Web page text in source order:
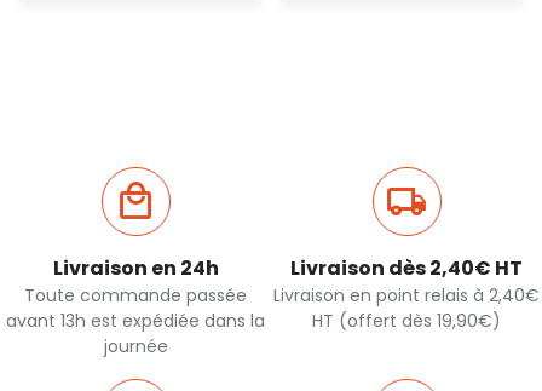
Livraison en 24h
Toute commande passée
avant 13h est expédiée dans la
journée
Livraison dès 2,40€ HT
Livraison en point relais à 2,40€
HT (offert dès 19,90€)